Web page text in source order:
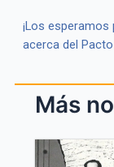
¡Los
acerca del
Más